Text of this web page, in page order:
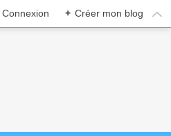
Connexion + Créer mon blog